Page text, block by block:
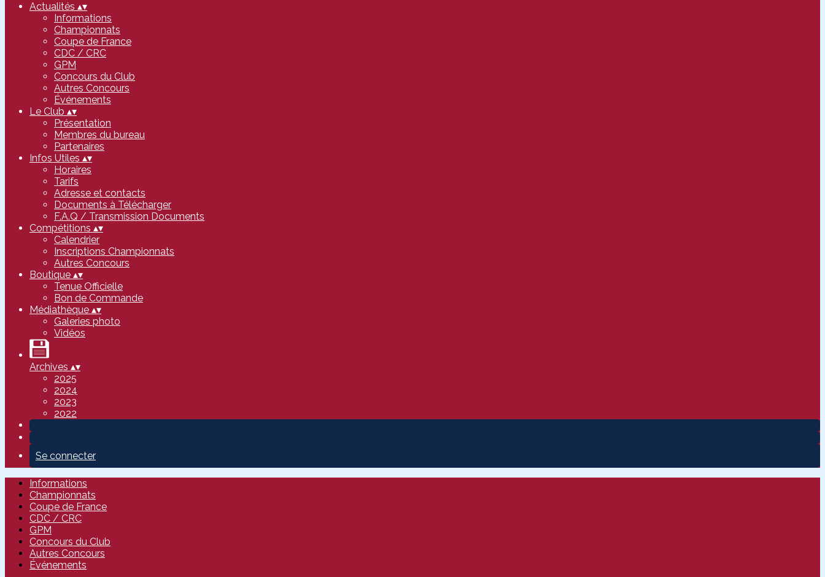
Actualités ▴▾
Informations
Championnats
Coupe de France
CDC / CRC
GPM
Concours du Club
Autres Concours
Événements
Le Club ▴▾
Présentation
Membres du bureau
Partenaires
Infos Utiles ▴▾
Horaires
Tarifs
Adresse et contacts
Documents à Télécharger
F.A.Q / Transmission Documents
Compétitions ▴▾
Calendrier
Inscriptions Championnats
Autres Concours
Boutique ▴▾
Tenue Officielle
Bon de Commande
Médiathèque ▴▾
Galeries photo
Vidéos
Archives ▴▾
2025
2024
2023
2022
Se connecter
Informations
Championnats
Coupe de France
CDC / CRC
GPM
Concours du Club
Autres Concours
Événements